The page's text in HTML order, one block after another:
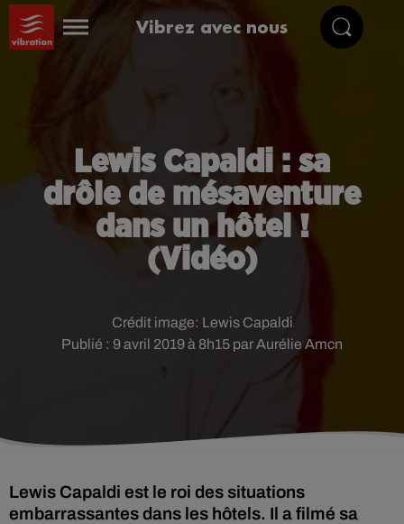
Vibrez avec nous
Lewis Capaldi : sa
drôle de mésaventure
dans un hôtel !
(Vidéo)
Publié : 9 avril 2019 à 8h15 par Aurélie Amcn
Crédit image: Lewis Capaldi
Lewis Capaldi est le roi des situations
embarrassantes dans les hôtels. Il a filmé sa